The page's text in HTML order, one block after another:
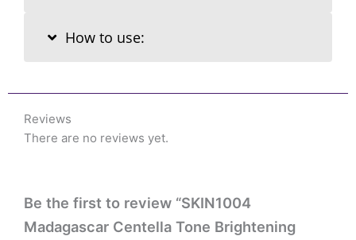
How to use:
Reviews
There are no reviews yet.
Be the first to review “SKIN1004
Madagascar Centella Tone Brightening